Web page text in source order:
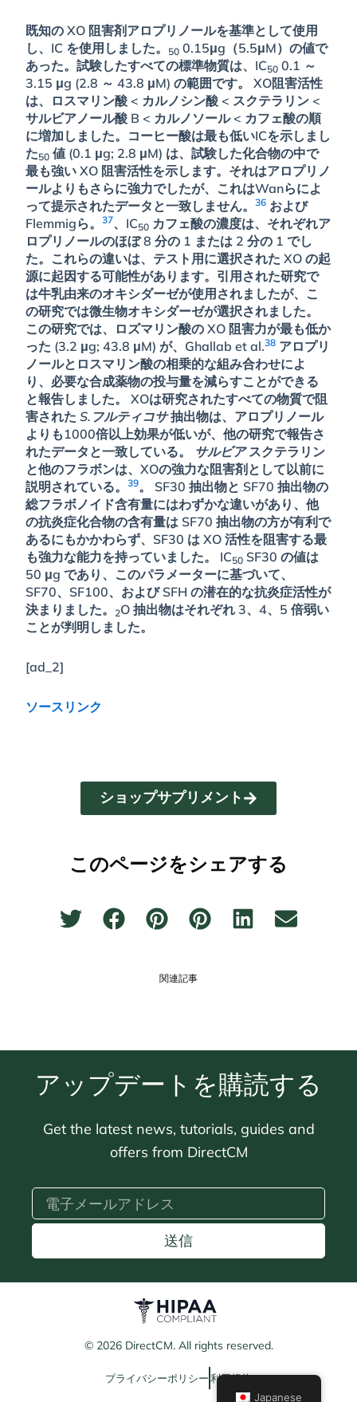
既知の XO 阻害剤アロプリノールを基準として使用
し、IC を使用しました。
50 0.15μg（5.5μM）の値で
あった。試験したすべての標準物質は、IC50 0.1 ～
3.15 μg (2.8 ～ 43.8 μM) の範囲です。 XO阻害活性
は、ロスマリン酸 < カルノシン酸 < スクテラリン <
サルビアノール酸 B < カルノソール < カフェ酸の順
に増加しました。コーヒー酸は最も低いICを示しまし
た50 値 (0.1 μg; 2.8 μM) は、試験した化合物の中で
最も強い XO 阻害活性を示します。それはアロプリノ
ールよりもさらに強力でしたが、これはWanらによ
って提示されたデータと一致しません。36 および
Flemmigら。37、IC50 カフェ酸の濃度は、それぞれア
ロプリノールのほぼ 8 分の 1 または 2 分の 1 でし
た。これらの違いは、テスト用に選択された XO の起
源に起因する可能性があります。引用された研究で
は牛乳由来のオキシダーゼが使用されましたが、こ
の研究では微生物オキシダーゼが選択されました。
この研究では、ロズマリン酸の XO 阻害力が最も低か
った (3.2 μg; 43.8 μM) が、Ghallab et al.38 アロプリ
ノールとロスマリン酸の相乗的な組み合わせによ
り、必要な合成薬物の投与量を減らすことができる
と報告しました。 XOは研究されたすべての物質で阻
害されたS.フルティコサ抽出物は、アロプリノール
よりも1000倍以上効果が低いが、他の研究で報告さ
れたデータと一致している。 サルビアスクテラリン
と他のフラボンは、XOの強力な阻害剤として以前に
説明されている。39。 SF30 抽出物と SF70 抽出物の
総フラボノイド含有量にはわずかな違いがあり、他
の抗炎症化合物の含有量は SF70 抽出物の方が有利で
あるにもかかわらず、SF30 は XO 活性を阻害する最
も強力な能力を持っていました。 IC50 SF30 の値は
50 μg であり、このパラメーターに基づいて、
SF70、SF100、および SFH の潜在的な抗炎症活性が
決まりました。2O 抽出物はそれぞれ 3、4、5 倍弱い
ことが判明しました。
[ad_2]
ソースリンク
ショップサプリメント
このページをシェアする
関連記事
アップデートを購読する
Get the latest news, tutorials, guides and
offers from DirectCM
送信
© 2026 DirectCM. All rights reserved.
プライバシーポリシー利用規約
Japanese